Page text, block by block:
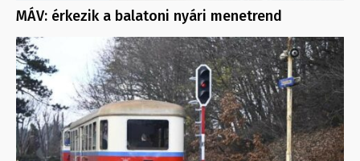
MÁV: érkezik a balatoni nyári menetrend